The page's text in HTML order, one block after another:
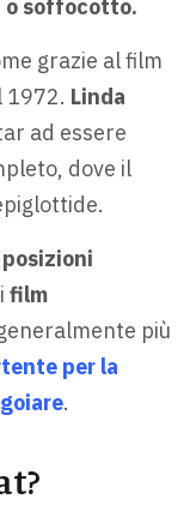
o soffocotto.
grazie al film
1972. Linda
ad essere
dove il
posizioni
film
più
per la
.